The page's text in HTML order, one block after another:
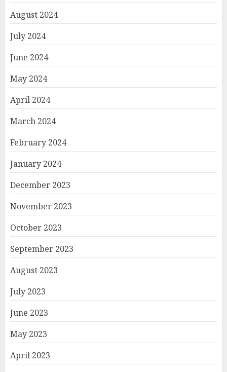
August 2024
July 2024
June 2024
May 2024
April 2024
March 2024
February 2024
January 2024
December 2023
November 2023
October 2023
September 2023
August 2023
July 2023
June 2023
May 2023
April 2023